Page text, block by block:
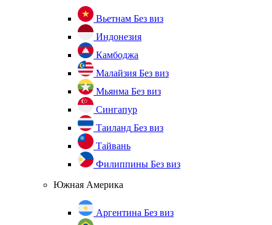
Вьетнам Без виз
Индонезия
Камбоджа
Малайзия Без виз
Мьянма Без виз
Сингапур
Таиланд Без виз
Тайвань
Филиппины Без виз
Южная Америка
Аргентина Без виз